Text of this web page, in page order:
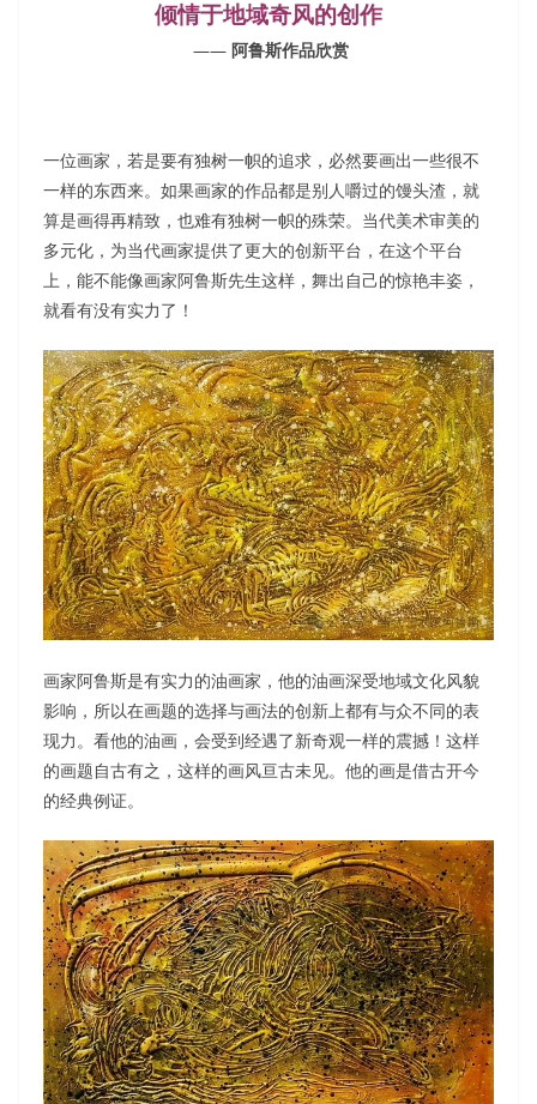
倾情于地域奇风的创作
—— 阿鲁斯作品欣赏
一位画家，若是要有独树一帜的追求，必然要画出一些很不
一样的东西来。如果画家的作品都是别人嚼过的馒头渣，就
算是画得再精致，也难有独树一帜的殊荣。当代美术审美的
多元化，为当代画家提供了更大的创新平台，在这个平台
上，能不能像画家阿鲁斯先生这样，舞出自己的惊艳丰姿，
就看有没有实力了！
画家阿鲁斯是有实力的油画家，他的油画深受地域文化风貌
影响，所以在画题的选择与画法的创新上都有与众不同的表
现力。看他的油画，会受到经遇了新奇观一样的震撼！这样
的画题自古有之，这样的画风亘古未见。他的画是借古开今
的经典例证。